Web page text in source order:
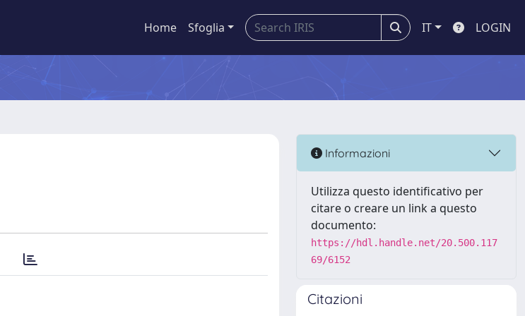
Home Sfoglia IT LOGIN
Informazioni
Utilizza questo identificativo per
citare o creare un link a questo
documento:
https://hdl.handle.net/20.500.117
69/6152
Citazioni